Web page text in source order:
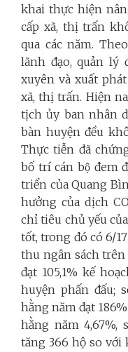
khai thực hiện
cấp xã, thị trấn
qua các năm.
lãnh đạo, quản lý
xuyên và xuất
xã, thị trấn. Hiện
tịch ủy ban nhân
bàn huyện đều
Thực tiễn đã
bố trí cán bộ đem
triển của Quang
hưởng của dịch
chỉ tiêu chủ yếu
tốt, trong đó có 6/
thu ngân sách trên
đạt 105,1% kế
huyện phấn đấu;
hằng năm đạt
hằng năm 4,67%,
tăng 366 hộ so với